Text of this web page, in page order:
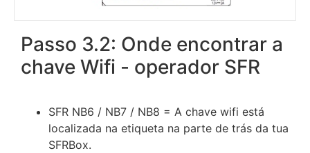
Passo 3.2: Onde encontrar a
chave Wifi - operador SFR
SFR NB6 / NB7 / NB8 = A chave wifi está
localizada na etiqueta na parte de trás da tua
SFRBox.